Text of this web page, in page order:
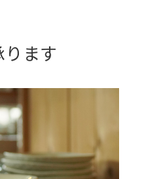
ます